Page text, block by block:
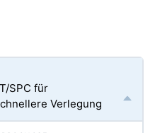
SPC für
Verlegung